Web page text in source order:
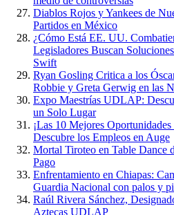
Diablos Rojos y Yankees de
Partidos en México
¿Cómo Está EE. UU.
Legisladores Buscan
Swift
Ryan Gosling Critica a los
Robbie y Greta Gerwig en las
Expo Maestrías UDLAP:
un Solo Lugar
¡Las 10 Mejores
Descubre los Empleos en Auge
Mortal Tiroteo en Table Dance
Pago
Enfrentamiento en Chiapas:
Guardia Nacional con palos y
Raúl Rivera Sánchez,
Aztecas UDLAP